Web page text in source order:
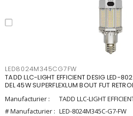
LED8024M345CG7FW
TADD LLC-LIGHT EFFICIENT DESIG LED-
DEL 45W SUPERFLEXLUM BOUT FUT
Manufacturier :
TADD LLC-LIGHT
# Manufacturier : LED-8024M345C-G7-FW